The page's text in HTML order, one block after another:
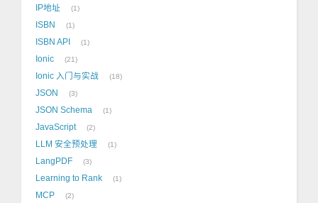
IP地址 1
ISBN 1
ISBN API 1
Ionic 21
Ionic 入门与实战 18
JSON 3
JSON Schema 1
JavaScript 2
LLM 安全预处理 1
LangPDF 3
Learning to Rank 1
MCP 2